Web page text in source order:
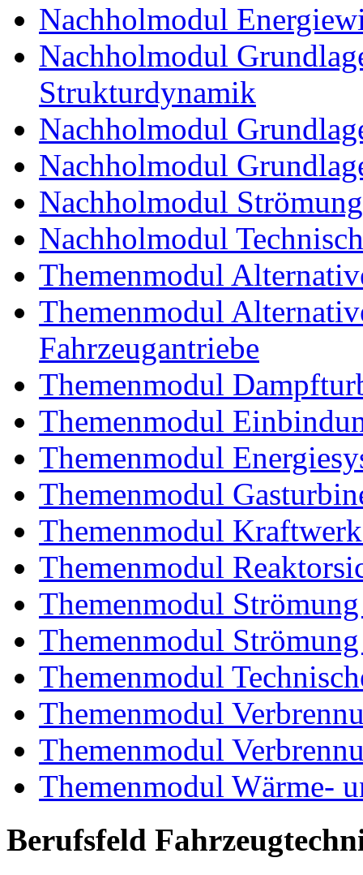
Nachholmodul
Nachholmodul
Strukturdynamik
Nachholmodul
Nachholmodul
Nachholmodul
Nachholmodul
Themenmodul
Themenmodul
Fahrzeugantriebe
Themenmodul
Themenmodul
Themenmodul
Themenmodul
Themenmodul
Themenmodul
Themenmodul
Themenmodul
Themenmodul
Themenmodul
Themenmodul
Themenmodul Wärme-
Berufsfeld